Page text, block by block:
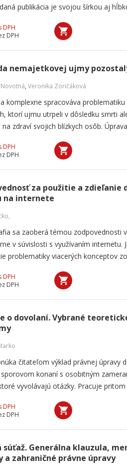
publikácia je svojou šírkou aj
DPH
DPH
nemajetkovej ujmy
, Veronika Zoričáková
komplexne spracováva
ktorí ujmu utrpeli v dôsledku smrti
na zdraví svojich blízkych osôb.
DPH
DPH
za použitie a zdieľanie
na internete
sa zaoberá témou zodpovednosti
v súvislosti s využívaním internetu.
problematiky viacerých konceptov
DPH
DPH
o dovolaní. Vybrané
čitateľom výklad právnej úpravy
konaní s osobitným
vyvolávajú otázky. Pracuje pritom
DPH
DPH
súťaž. Generálna klauzula,
a zahraničné právne úpravy